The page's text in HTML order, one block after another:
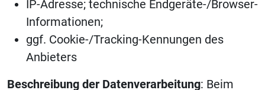
IP-Adresse; technische Endgeräte-/Browser-
Informationen;
ggf. Cookie-/Tracking-Kennungen des
Anbieters
Beschreibung der Datenverarbeitung: Beim